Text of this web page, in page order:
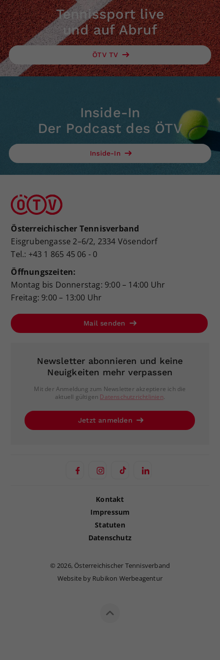
Tennissport live
und auf Abruf
ÖTV TV
Inside-In
Der Podcast des ÖTV
Inside-In
Österreichischer Tennisverband
Eisgrubengasse 2–6/2, 2334 Vösendorf
Tel.: +43 1 865 45 06 - 0
Öffnungszeiten:
Montag bis Donnerstag: 9:00 – 14:00 Uhr
Freitag: 9:00 – 13:00 Uhr
Mail senden
Newsletter abonnieren und keine
Neuigkeiten mehr verpassen
Mit der Anmeldung zum Newsletter akzeptiere ich die
aktuell gültigen Datenschutzrichtlinien.
Jetzt anmelden
Kontakt
Impressum
Statuten
Datenschutz
© 2026, Österreichischer Tennisverband
Website by Rubikon Werbeagentur